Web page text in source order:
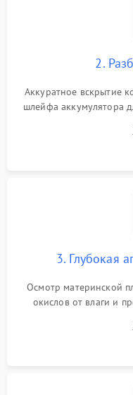
2.
Аккуратное вскрытие
шлейфа аккумулятора
высохшей
3. Глубокая
Осмотр материнской
окислов от влаги и
дежурных